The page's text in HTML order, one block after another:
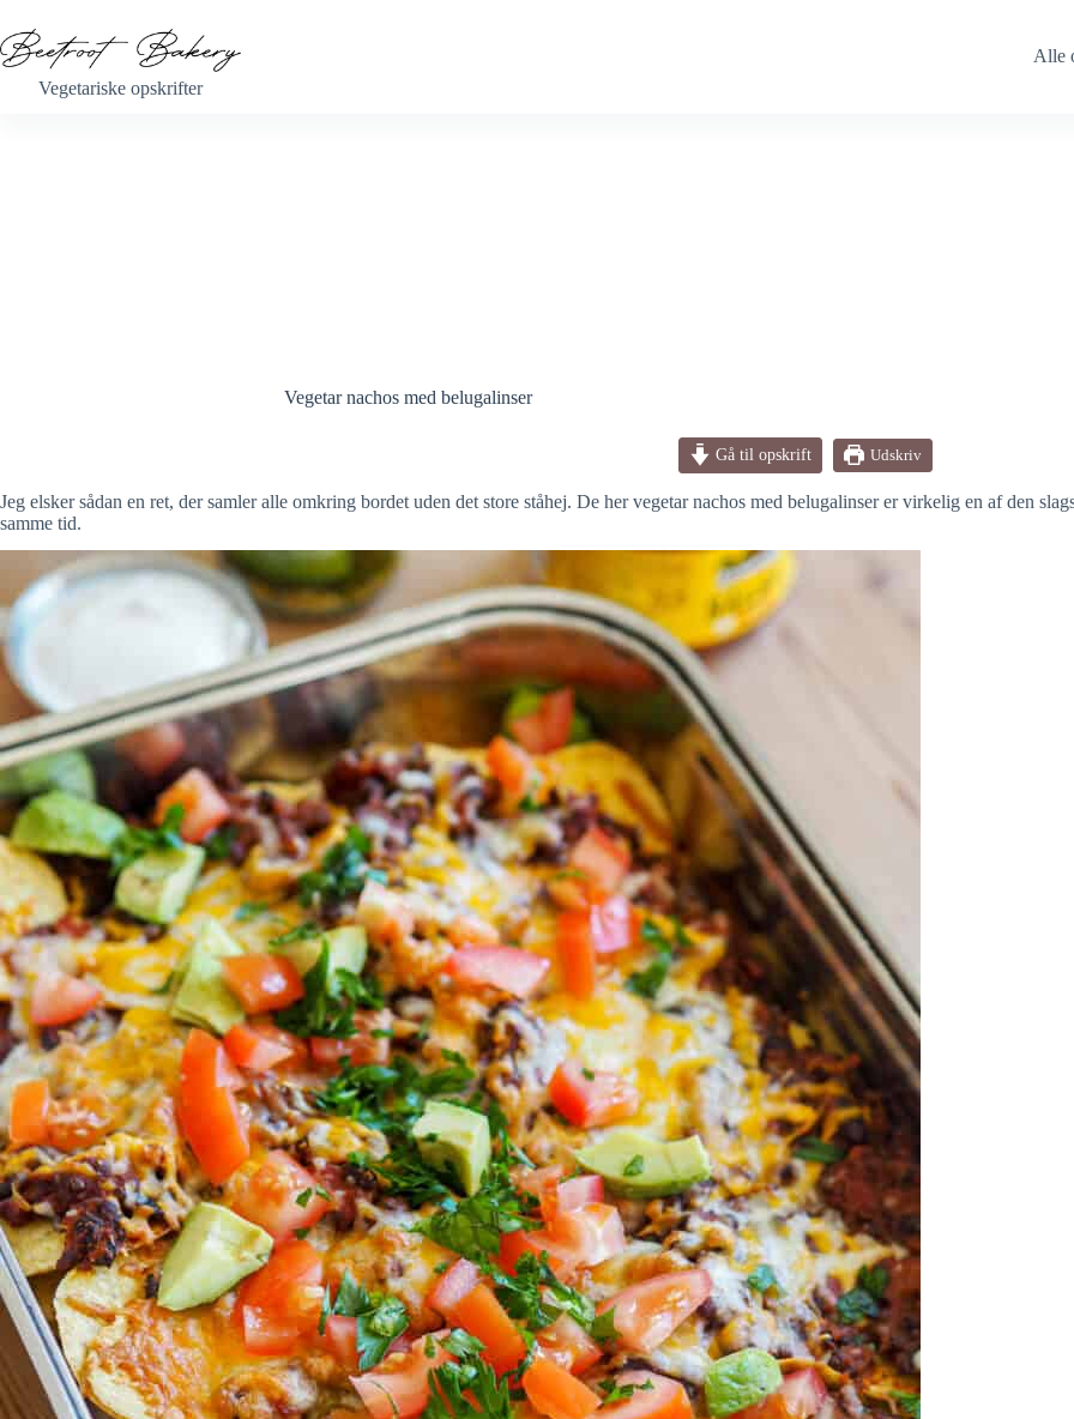
til
indhold
Vegetariske opskrifter
Alle
Vegetar nachos med belugalinser
Gå til opskrift Udskriv
Jeg elsker sådan en ret, der samler alle omkring bordet uden det store ståhej. De her vegetar nachos med belugalinser er virkelig en af den
samme tid.